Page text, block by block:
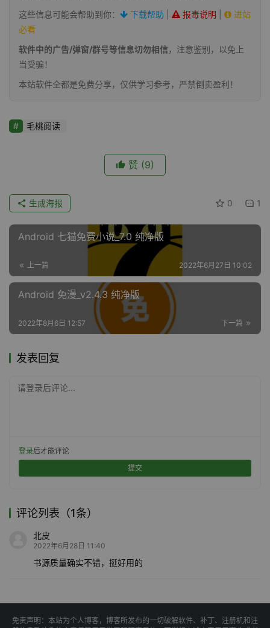
这些信息可能会帮助到你：
下载帮助 报毒说明
进站
必看
软件中的广告/弹窗/群号等信息切勿相信，注意鉴别，以免上
当受骗！
本站软件全都是免费分享，仅供学习参考，严禁倒卖盈利！
毛桃阅读
赞 (9)
0 1
生成海报
Android 七猫免费小说_7.0 纯净版
上一篇 2022年6月27日 10:02
Android 免漫_v2.4.3 纯净版
下一篇
2022年8月6日 12:57
发表回复
请登录后评论...
登录后才能评论
提交
评论列表（1条）
北皮
2022年6月28日 11:40
书源质量确实不错，挺好用的
免责声明：本站为个人博客，博客所发布的一切破解软件、补丁、注册机和注